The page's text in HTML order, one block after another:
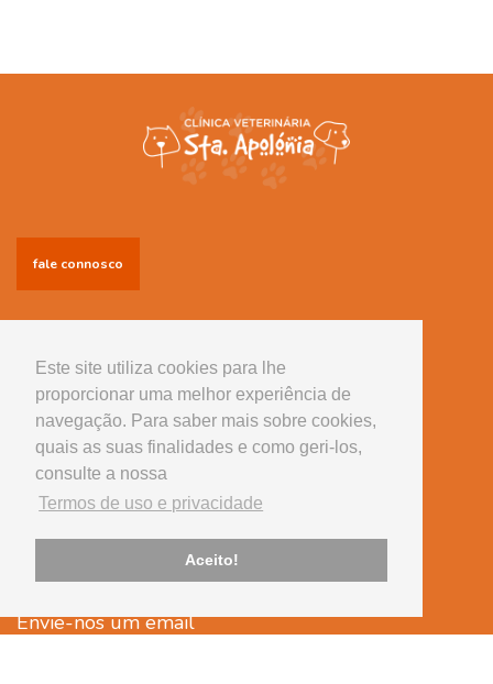
Este site utiliza cookies para lhe
proporcionar uma melhor experiência de
navegação. Para saber mais sobre cookies,
quais as suas finalidades e como geri-los,
consulte a nossa
Termos de uso e privacidade
Aceito!
fale connosco
Conselhos úteis
Serviços
Equipamento
Tem alguma questão?
Telefone
(chamada para rede fixa nacional)
Envie-nos um email